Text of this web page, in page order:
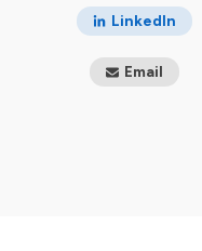
LinkedIn
Email